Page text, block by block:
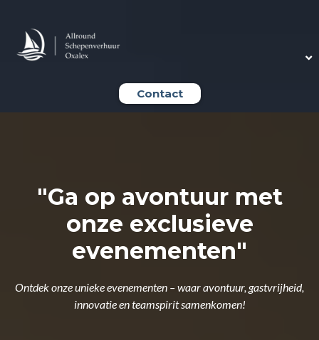
Contact
"Ga op avontuur met
onze exclusieve
evenementen"
Ontdek onze unieke evenementen – waar avontuur, gastvrijheid,
innovatie en teamspirit samenkomen!